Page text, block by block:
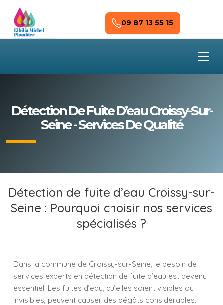
Skip to main content
09 87 13 55 15
Détection De Fuite D’eau Croissy-Sur-
Seine - Services De Qualité
Détection de fuite d’eau Croissy-sur-
Seine : Pourquoi choisir nos services
spécialisés ?
Dans la commune de Croissy-sur-Seine, le besoin de
services experts en détection de fuite d’eau est devenu
essentiel. Les fuites d’eau, qu’elles soient visibles ou
invisibles, peuvent causer des dégâts considérables.